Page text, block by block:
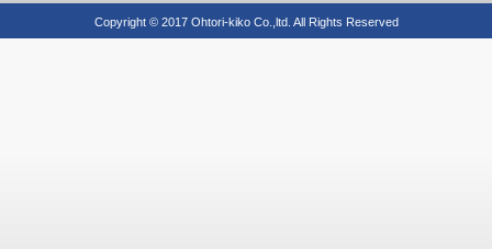
Copyright © 2017 Ohtori-kiko Co.,ltd. All Rights Reserved